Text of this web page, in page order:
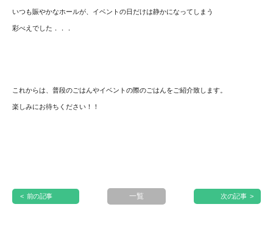
いつも賑やかなホールが、イベントの日だけは静かになってしまう
彩べえでした．．．
これからは、普段のごはんやイベントの際のごはんをご紹介致します。
楽しみにお待ちください！！
< 前の記事 一覧 次の記事 >